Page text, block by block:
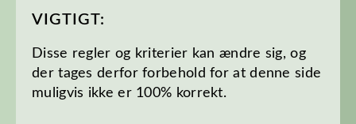
VIGTIGT:
Disse regler og kriterier kan ændre sig, og
der tages derfor forbehold for at denne side
muligvis ikke er 100% korrekt.